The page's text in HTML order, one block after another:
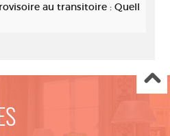
au transitoire : Quell